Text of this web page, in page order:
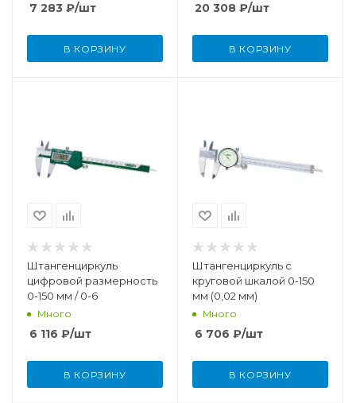
7 283 ₽/шт
В КОРЗИНУ
20 308 ₽/шт
В КОРЗИНУ
Штангенциркуль
цифровой размерность
0-150 мм / 0-6
Много
6 116 ₽/шт
В КОРЗИНУ
Штангенциркуль c
круговой шкалой 0-150
мм (0,02 мм)
Много
6 706 ₽/шт
В КОРЗИНУ